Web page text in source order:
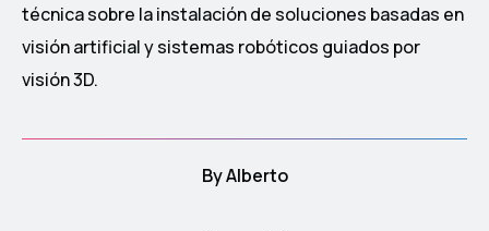
técnica sobre la instalación de soluciones basadas en
visión artificial y sistemas robóticos guiados por
visión 3D.
ByAlberto